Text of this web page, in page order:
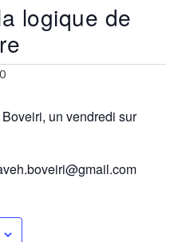
logique de
un vendredi sur